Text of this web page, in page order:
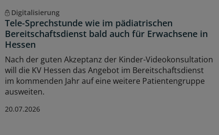
Digitalisierung
Tele-Sprechstunde wie im pädiatrischen
Bereitschaftsdienst bald auch für Erwachsene in
Hessen
Nach der guten Akzeptanz der Kinder-Videokonsultation
will die KV Hessen das Angebot im Bereitschaftsdienst
im kommenden Jahr auf eine weitere Patientengruppe
ausweiten.
20.07.2026